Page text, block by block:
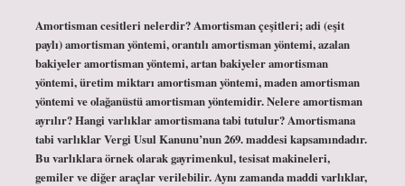
Amortisman cesitleri nelerdir? Amortisman çeşitleri; adi (eşit
paylı) amortisman yöntemi, orantılı amortisman yöntemi, azalan
bakiyeler amortisman yöntemi, artan bakiyeler amortisman
yöntemi, üretim miktarı amortisman yöntemi, maden amortisman
yöntemi ve olağanüstü amortisman yöntemidir. Nelere amortisman
ayrılır? Hangi varlıklar amortismana tabi tutulur? Amortismana
tabi varlıklar Vergi Usul Kanunu’nun 269. maddesi kapsamındadır.
Bu varlıklara örnek olarak gayrimenkul, tesisat makineleri,
gemiler ve diğer araçlar verilebilir. Aynı zamanda maddi varlıklar,